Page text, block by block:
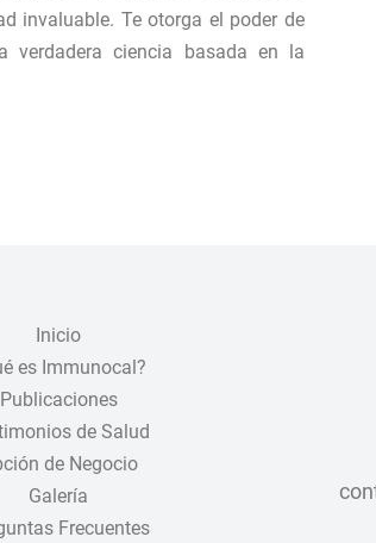
invaluable. Te otorga el poder de
verdadera ciencia basada en la
Inicio
es Immunocal?
Publicaciones
de Salud
de Negocio
Galería
Frecuentes